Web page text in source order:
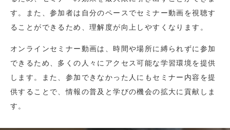
す。また、参加者は自分のペースでセミナー動画を視聴す
ることができるため、理解度が向上しやすくなります。
オンラインセミナー動画は、時間や場所に縛られずに参加
できるため、多くの人々にアクセス可能な学習環境を提供
します。また、参加できなかった人にもセミナー内容を提
供することで、情報の普及と学びの機会の拡大に貢献しま
す。